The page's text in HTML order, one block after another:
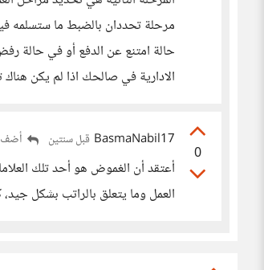
مرحلة تحددان بالضبط ما ستسلمه
حالة امتنع عن الدفع أو في حالة
الادارية في صالحك اذا لم يكن
0
BasmaNabil17 قبل سنتين أضف
أعتقد أن الغموض هو أحد تلك
العمل وما يتعلق بالراتب بشكل